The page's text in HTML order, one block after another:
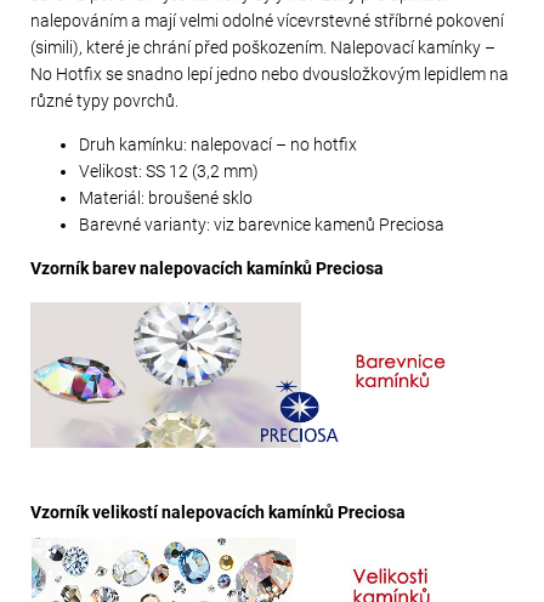
nalepováním a mají velmi odolné vícevrstevné stříbrné pokovení
(simili), které je chrání před poškozením. Nalepovací kamínky –
No Hotfix se snadno lepí jedno nebo dvousložkovým lepidlem na
různé typy povrchů.
Druh kamínku: nalepovací – no hotfix
Velikost: SS 12 (3,2 mm)
Materiál: broušené sklo
Barevné varianty: viz barevnice kamenů Preciosa
Vzorník barev nalepovacích kamínků Preciosa
Vzorník velikostí nalepovacích kamínků Preciosa